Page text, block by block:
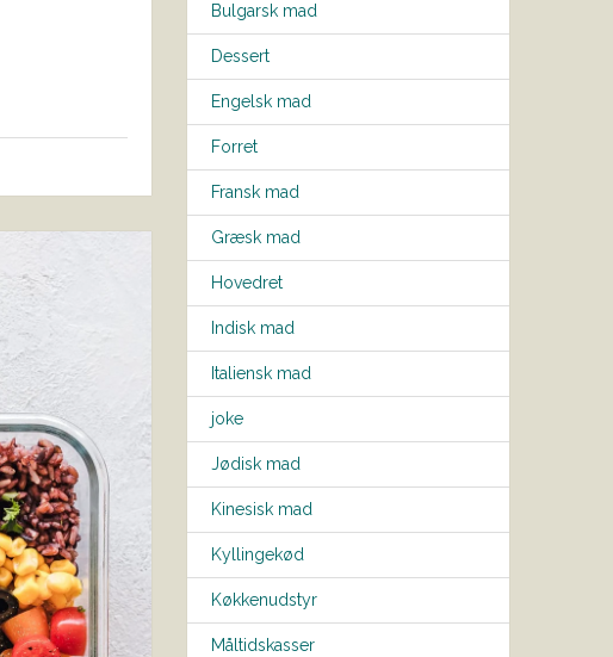
Bulgarsk mad
Dessert
Engelsk mad
Forret
Fransk mad
Græsk mad
Hovedret
Indisk mad
Italiensk mad
joke
Jødisk mad
Kinesisk mad
Kyllingekød
Køkkenudstyr
Måltidskasser